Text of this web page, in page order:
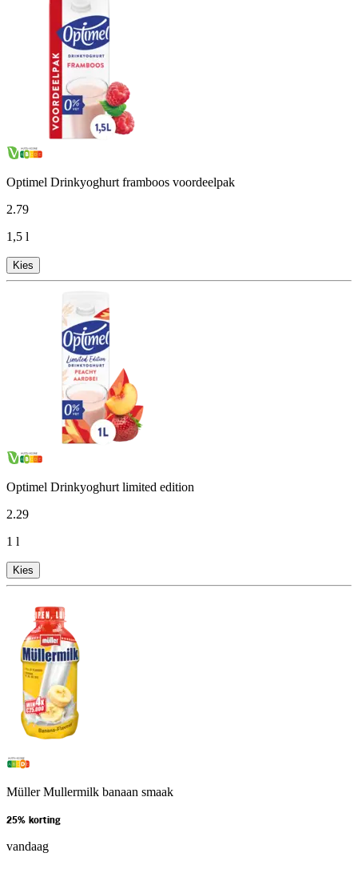
Optimel Drinkyoghurt framboos voordeelpak
2.79
1,5 l
Kies
Optimel Drinkyoghurt limited edition
2.29
1 l
Kies
Müller Mullermilk banaan smaak
25% korting
vandaag